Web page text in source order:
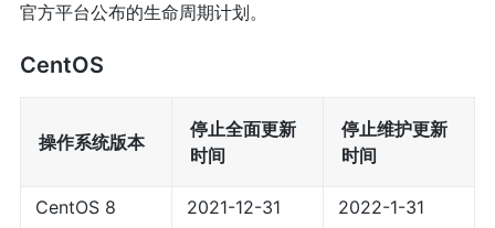
官方平台公布的生命周期计划。
CentOS
操作系统版本
停止全面更新
时间
停止维护更新
时间
CentOS 8 2021-12-31 2022-1-31